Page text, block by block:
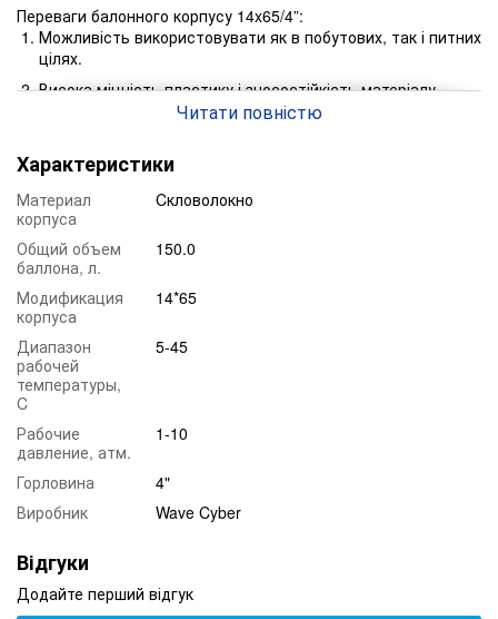
Переваги балонного корпусу 14x65/4”:
Можливість використовувати як в побутових, так і питних
цілях.
Висока міцність пластику і зносостійкість матеріалу
матеріалів: Filter AG, Гравій, Кварцовий пісок, Birm,
Pyrolox, Filtro Smart A, Ecomix, Dowex, Desotec і інші
фільтруючі завантаження.
Можливість підключення безліч ручних і автоматичних
клапанів управління (Clack, Wave Cyber, RX).
водоочищення.
Читати повністю
Характеристики
Материал
корпуса
Cкловолокно
Общий объем
баллона, л.
150.0
Модификация
корпуса
14*65
Диапазон
рабочей
температуры,
C
5-45
Рабочие
давление, атм.
1-10
Горловина
4"
Виробник
Wave Cyber
Відгуки
Додайте перший відгук